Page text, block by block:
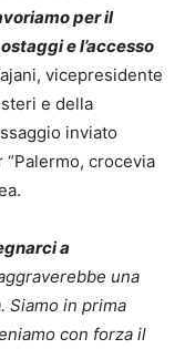
per il
e l’accesso
vicepresidente
e della
inviato
“Palermo, crocevia
a
una
Siamo in prima
con forza il